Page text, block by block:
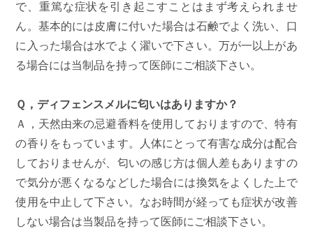
で、重篤な症状を引き起こすことはまず考えられませ
ん。基本的には皮膚に付いた場合は石鹸でよく洗い、口
に入った場合は水でよく濯いで下さい。万が一以上があ
る場合には当制品を持って医師にご相談下さい。
Ｑ，ディフェンスメルに匂いはありますか？
Ａ，天然由来の忌避香料を使用しておりますので、特有
の香りをもっています。人体にとって有害な成分は配合
しておりませんが、匂いの感じ方は個人差もありますの
で気分が悪くなるなどした場合には換気をよくした上で
使用を中止して下さい。なお時間が経っても症状が改善
しない場合は当製品を持って医師にご相談下さい。